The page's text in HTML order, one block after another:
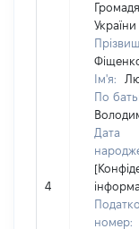
4
України
Ім'я:
По
Дата
номер: